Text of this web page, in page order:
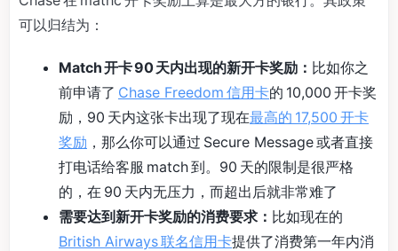
可以归结为：
Match 开卡 90 天内出现的新开卡奖励： 比如你之
前申请了 Chase Freedom 信用卡的 10,000 开卡奖
励，90 天内这张卡出现了现在最高的 17,500 开卡
奖励 ，那么你可以通过 Secure Message 或者直接
打电话给客服 match 到。90 天的限制是很严格
的，在 90 天内无压力，而超出后就非常难了
需要达到新开卡奖励的消费要求： 比如现在的
British Airways 联名信用卡提供了消费第一年内消